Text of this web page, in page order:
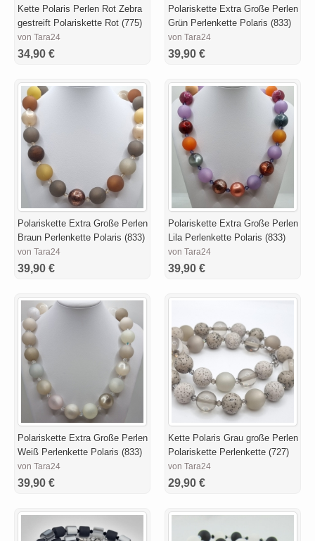
Kette Polaris Perlen Rot Zebra
gestreift Polariskette Rot (775)
von Tara24
34,90 €
Polariskette Extra Große Perlen
Grün Perlenkette Polaris (833)
von Tara24
39,90 €
Polariskette Extra Große Perlen
Braun Perlenkette Polaris (833)
von Tara24
39,90 €
Polariskette Extra Große Perlen
Lila Perlenkette Polaris (833)
von Tara24
39,90 €
Polariskette Extra Große Perlen
Weiß Perlenkette Polaris (833)
von Tara24
39,90 €
Kette Polaris Grau große Perlen
Polariskette Perlenkette (727)
von Tara24
29,90 €